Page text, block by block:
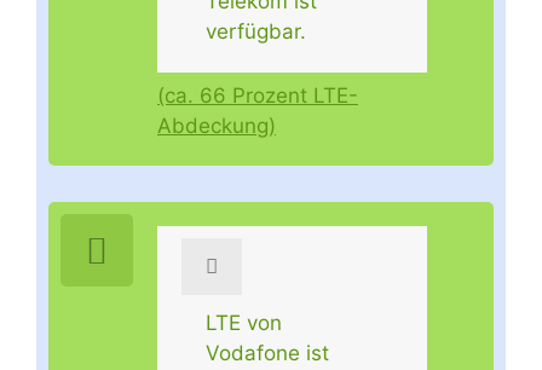
verfügbar.
(ca. 66 Prozent LTE-
Abdeckung)
LTE von
Vodafone ist